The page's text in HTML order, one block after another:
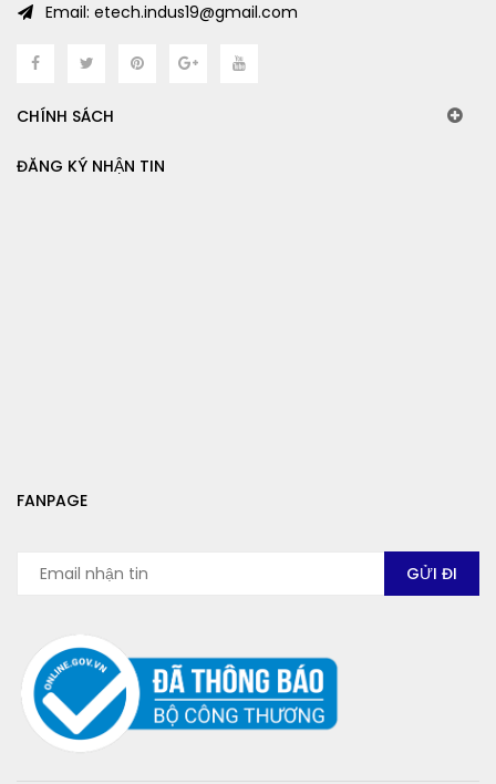
Email: etech.indus19@gmail.com
CHÍNH SÁCH
ĐĂNG KÝ NHẬN TIN
FANPAGE